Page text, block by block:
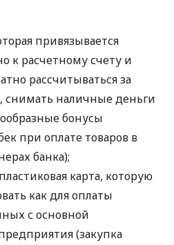
привязывается
к расчетному счету и
рассчитываться за
снимать наличные деньги
бонусы
при оплате товаров в
банка);
карта, которую
как для оплаты
с основной
(закупка